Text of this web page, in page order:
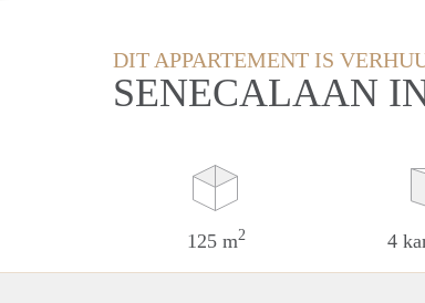
DIT APPARTEMENT IS
SENECALAAN
125 m2 4